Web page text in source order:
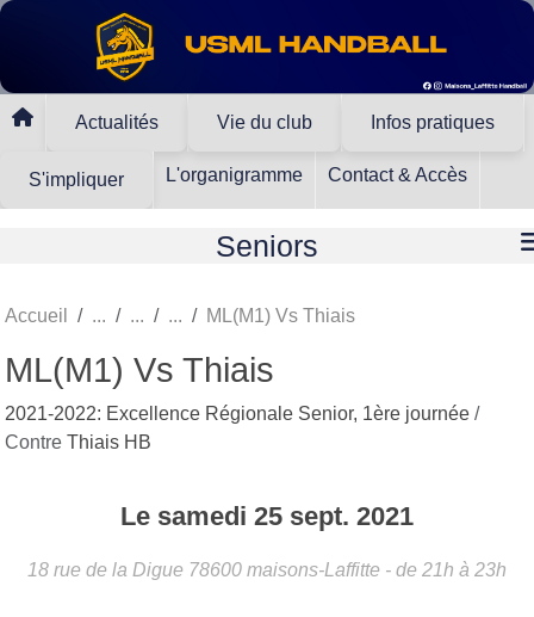
Actualités Vie du club Infos pratiques
S'impliquer L'organigramme Contact & Accès
Seniors
Accueil ML(M1) Vs Thiais
ML(M1) Vs Thiais
2021-2022: Excellence Régionale Senior, 1ère journée /
Contre Thiais HB
Le samedi 25 sept. 2021
18 rue de la Digue 78600 maisons-Laffitte - de 21h à 23h
Panneau de gestion des cookies